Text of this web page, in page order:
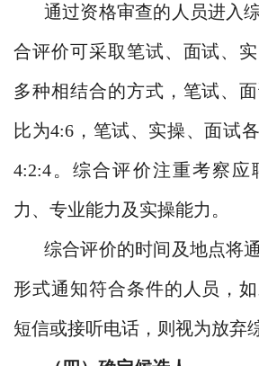
通过资格审查的人员进入
合评价可采取笔试、面试、
多种相结合的方式，笔试、
比为4:6，笔试、实操、面试
4:2:4。综合评价注重考察应
力、专业能力及实操能力。
综合评价的时间及地点将
形式通知符合条件的人员，
短信或接听电话，则视为放弃